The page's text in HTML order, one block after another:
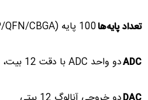
تعداد پایه‌ها100 پایه (TQFP/QFN/CBGA)
ADCدو واحد ADC با دقت 12 بیت، هر کدام با 4 کانال